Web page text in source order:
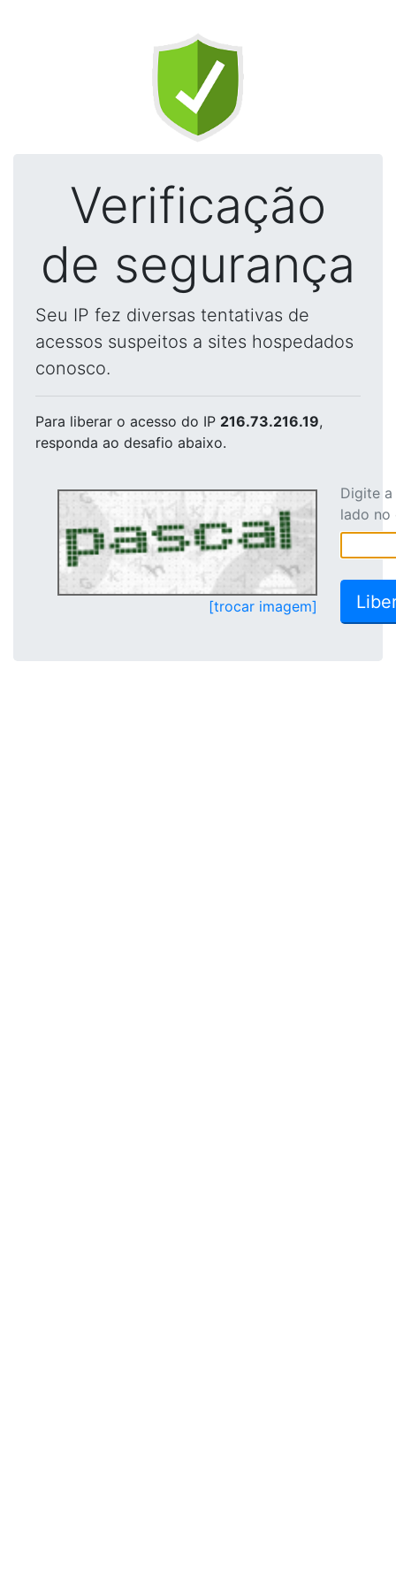
Verificação
de segurança
Seu IP fez diversas tentativas de
acessos suspeitos a sites hospedados
conosco.
Para liberar o acesso do IP 216.73.216.19,
responda ao desafio abaixo.
[trocar imagem]
Digite
lado no